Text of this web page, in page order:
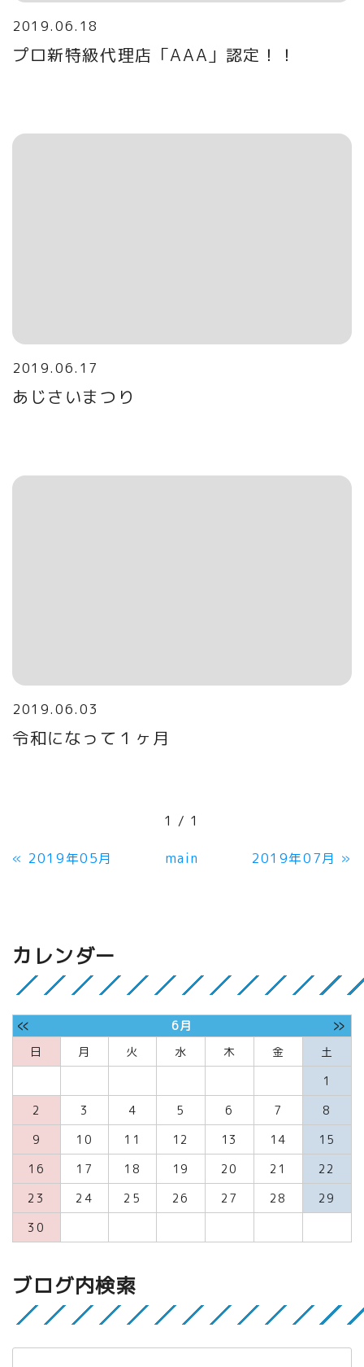
プロ新特級代理店「AAA」認定！！
2019.06.18
あじさいまつり
2019.06.17
令和になって１ヶ月
2019.06.03
1 / 1
« 2019年05月 main 2019年07月 »
カレンダー
« 6月 »
日 月 火 水 木 金
土
1
2
3 4 5 6 7
8
9
10 11 12 13 14
15
16
17 18 19 20 21
22
23
24 25 26 27 28
29
30
ブログ内検索